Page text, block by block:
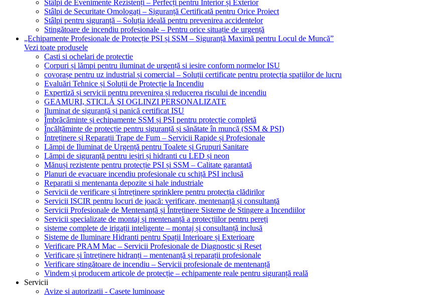
Stâlpi de Evenimente Rezistenți – Perfecți pentru Interior și Exterior
Stâlpi de Securitate Omologați – Siguranță Certificată pentru Orice Proiect
Stâlpi pentru siguranță – Soluția ideală pentru prevenirea accidentelor
Stingătoare de incendiu profesionale – Pentru orice situație de urgență
„Echipamente Profesionale de Protecție PSI și SSM – Siguranță Maximă pentru Locul de Muncă”
Vezi toate produsele
Casti si ochelari de protectie
Corpuri și lămpi pentru iluminat de urgență si iesire conform normelor ISU
covorașe pentru uz industrial și comercial – Soluții certificate pentru protecția spațiilor de lucru
Evaluări Tehnice și Soluții de Protecție la Incendiu
Expertiză și servicii pentru prevenirea și reducerea riscului de incendiu
GEAMURI, STICLĂ ŞI OGLINZI PERSONALIZATE
Iluminat de siguranță și panică certificat ISU
Îmbrăcăminte și echipamente SSM și PSI pentru protecție completă
Încălțăminte de protecție pentru siguranță și sănătate în muncă (SSM & PSI)
Întreținere și Reparații Trape de Fum – Servicii Rapide și Profesionale
Lămpi de Iluminat de Urgență pentru Toalete și Grupuri Sanitare
Lămpi de siguranță pentru ieșiri și hidranti cu LED și neon
Mănuși rezistente pentru protecție PSI și SSM – Calitate garantată
Planuri de evacuare incendiu profesionale cu schiță PSI inclusă
Reparatii si mentenanta depozite si hale industriale
Servicii de verificare și întreținere sprinklere pentru protecția clădirilor
Servicii ISCIR pentru locuri de joacă: verificare, mentenanță și consultanță
Servicii Profesionale de Mentenanță și Întreținere Sisteme de Stingere a Incendiilor
Servicii specializate de montaj și mentenanță a protecțiilor pentru pereți
sisteme complete de irigații inteligente – montaj și consultanță inclusă
Sisteme de Iluminare Hidranti pentru Spații Interioare și Exterioare
Verificare PRAM Mac – Servicii Profesionale de Diagnostic și Reset
Verificare și întreținere hidranți – mentenanță și reparații profesionale
Verificare stingătoare de incendiu – Servicii profesionale de mentenanță
Vindem și producem articole de protecție – echipamente reale pentru siguranță reală
Servicii
Avize si autorizatii - Casete luminoase